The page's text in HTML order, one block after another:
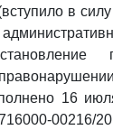
в
16
00216/